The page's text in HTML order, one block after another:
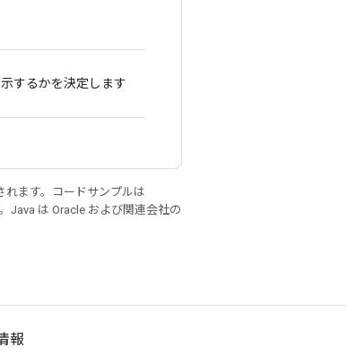
するかを決定します
れます。コードサンプルは
Java は Oracle および関連会社の
報